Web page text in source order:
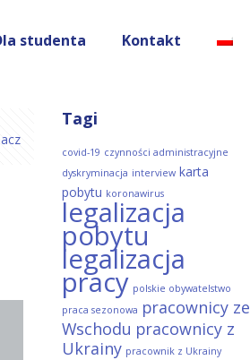
studenta Kontakt
Tagi
covid-19 czynności administracyjne
dyskryminacja interview karta
pobytu koronawirus
legalizacja
pobytu
legalizacja
pracy polskie obywatelstwo
praca sezonowa pracownicy ze
Wschodu pracownicy z
Ukrainy pracownik z Ukrainy